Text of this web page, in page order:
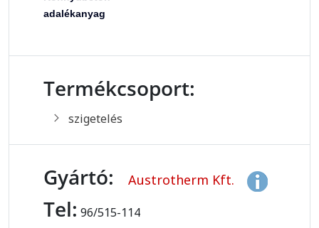
adalékanyag
Termékcsoport:
szigetelés
Gyártó: Austrotherm Kft.
Tel: 96/515-114